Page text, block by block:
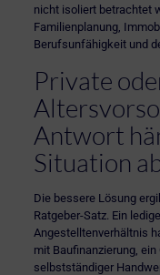
nicht isoliert betrachtet
Familienplanung,
Berufsunfähigkeit und
Private
Antwort
Situation
Die bessere Lösung
Ratgeber-Satz. Ein
Angestelltenverhältnis
mit Baufinanzierung, ein
selbstständiger